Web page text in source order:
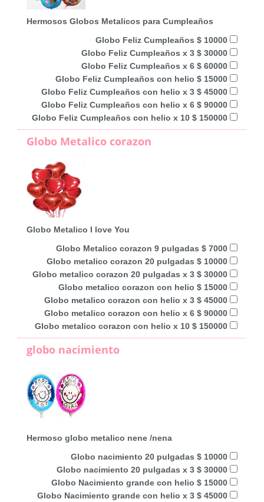
Hermosos Globos Metalicos para Cumpleaños
Globo Feliz Cumpleaños $ 10000
Globo Feliz Cumpleaños x 3 $ 30000
Globo Feliz Cumpleaños x 6 $ 60000
Globo Feliz Cumpleaños con helio $ 15000
Globo Feliz Cumpleaños con helio x 3 $ 45000
Globo Feliz Cumpleaños con helio x 6 $ 90000
Globo Feliz Cumpleaños con helio x 10 $ 150000
Globo Metalico corazon
Globo Metalico I love You
Globo Metalico corazon 9 pulgadas $ 7000
Globo metalico corazon 20 pulgadas $ 10000
Globo metalico corazon 20 pulgadas x 3 $ 30000
Globo metalico corazon con helio $ 15000
Globo metalico corazon con helio x 3 $ 45000
Globo metalico corazon con helio x 6 $ 90000
Globo metalico corazon con helio x 10 $ 150000
globo nacimiento
Hermoso globo metalico nene /nena
Globo nacimiento 20 pulgadas $ 10000
Globo nacimiento 20 pulgadas x 3 $ 30000
Globo Nacimiento grande con helio $ 15000
Globo Nacimiento grande con helio x 3 $ 45000